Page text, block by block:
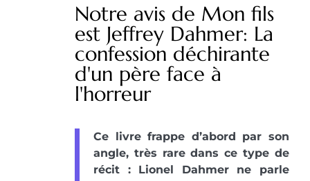
Notre avis de Mon fils
est Jeffrey Dahmer: La
confession déchirante
d'un père face à
l'horreur
Ce livre frappe d’abord par son
angle, très rare dans ce type de
récit : Lionel Dahmer ne parle